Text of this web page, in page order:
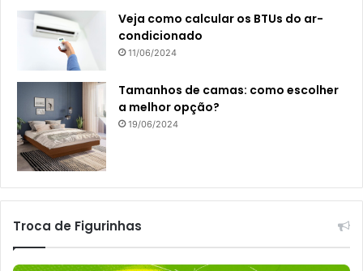
Veja como calcular os BTUs do ar-
condicionado
11/06/2024
Tamanhos de camas: como escolher
a melhor opção?
19/06/2024
Troca de Figurinhas